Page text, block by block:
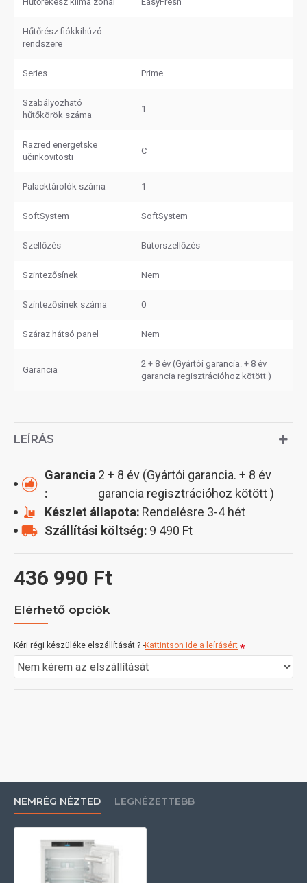
Hűtőrész fiókkihúzó
rendszere
-
Series Prime
Szabályozható
hűtőkörök száma
1
Razred energetske
učinkovitosti
C
Palacktárolók száma 1
SoftSystem SoftSystem
Szellőzés Bútorszellőzés
Szintezősínek Nem
Szintezősínek száma 0
Száraz hátsó panel Nem
Garancia
2 + 8 év (Gyártói garancia. + 8 év
garancia regisztrációhoz kötött )
LEÍRÁS
436 990 Ft
Garancia
:
2 + 8 év (Gyártói garancia. + 8 év
garancia regisztrációhoz kötött )
Készlet állapota: Rendelésre 3-4 hét
Szállítási költség: 9 490 Ft
Elérhető opciók
Kéri régi készüléke elszállítását ? -Kattintson ide a leírásért
NEMRÉG NÉZTED LEGNÉZETTEBB